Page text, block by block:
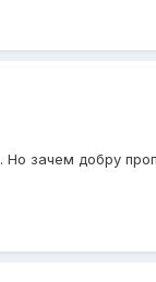
зачем добру